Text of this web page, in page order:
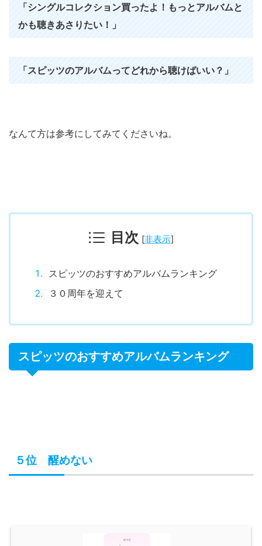
「シングルコレクション買ったよ！もっとアルバムと
かも聴きあさりたい！」
「スピッツのアルバムってどれから聴けばいい？」
なんて方は参考にしてみてくださいね。
目次 [非表示]
スピッツのおすすめアルバムランキング
３０周年を迎えて
スピッツのおすすめアルバムランキング
５位 醒めない